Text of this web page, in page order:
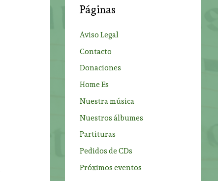
r
:
Páginas
Aviso Legal
Contacto
Donaciones
Home Es
Nuestra música
Nuestros álbumes
Partituras
Pedidos de CDs
Próximos eventos